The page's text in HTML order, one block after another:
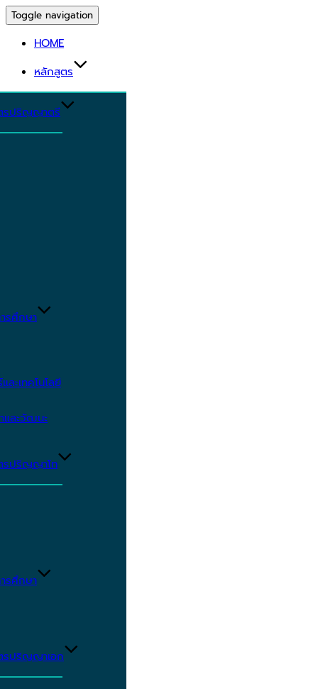
Toggle navigation
HOME
หลักสูตร
รปริญญาตรี
รศึกษา
ะเทคโนโลยี
และวัฒนะ
รปริญญาโท
รศึกษา
รปริญญาเอก